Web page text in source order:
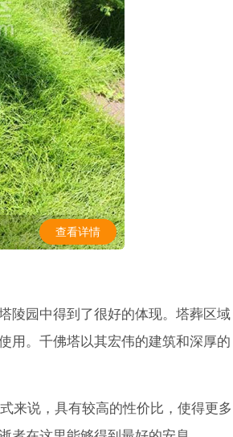
查看详情
陵园中得到了很好的体现。塔葬区域
用。千佛塔以其宏伟的建筑和深厚的
来说，具有较高的性价比，使得更多